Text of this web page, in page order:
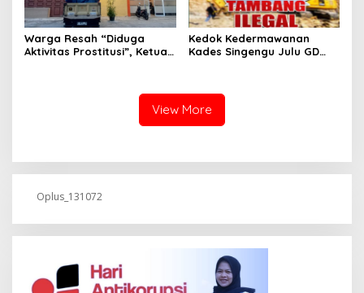
Warga Resah “Diduga
Aktivitas Prostitusi”, Ketua
Kedok Kedermawanan
Kades Singengu Julu GD
View More
Oplus_131072